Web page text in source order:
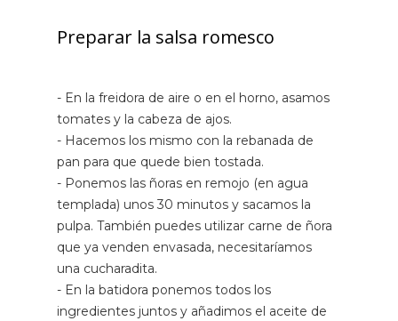
Preparar la salsa romesco
- En la freidora de aire o en el horno, asamos
tomates y la cabeza de ajos.
- Hacemos los mismo con la rebanada de
pan para que quede bien tostada.
- Ponemos las ñoras en remojo (en agua
templada) unos 30 minutos y sacamos la
pulpa. También puedes utilizar carne de ñora
que ya venden envasada, necesitaríamos
una cucharadita.
- En la batidora ponemos todos los
ingredientes juntos y añadimos el aceite de